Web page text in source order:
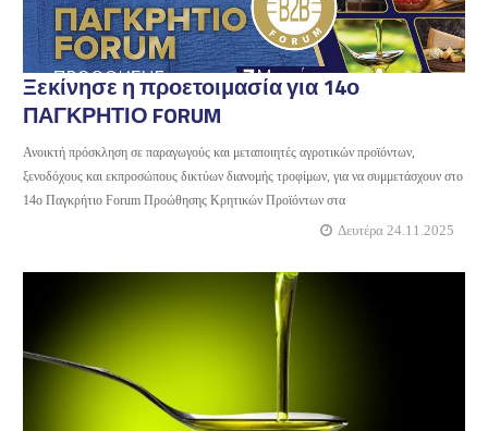
Ξεκίνησε η προετοιμασία για 14ο
ΠΑΓΚΡΗΤΙΟ FORUM
Ανοικτή πρόσκληση σε παραγωγούς και μεταποιητές αγροτικών προϊόντων,
ξενοδόχους και εκπροσώπους δικτύων διανομής τροφίμων, για να συμμετάσχουν στο
14ο Παγκρήτιο Forum Προώθησης Κρητικών Προϊόντων στα
Δευτέρα 24.11.2025